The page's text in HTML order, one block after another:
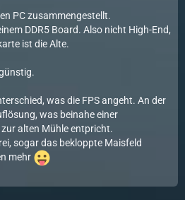
PC zusammengestellt.
DDR5 Board. Also nicht High-End,
ist die Alte.
was die FPS angeht. An der
was beinahe einer
alten Mühle entpricht.
sogar das bekloppte Maisfeld
mehr